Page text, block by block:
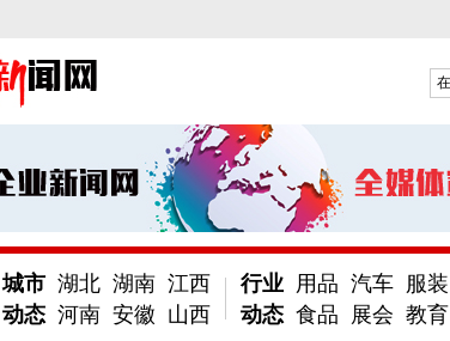
城市
动态
湖北 湖南 江西
河南 安徽 山西
行业
动态
用品 汽车 服装
食品
展会 教育